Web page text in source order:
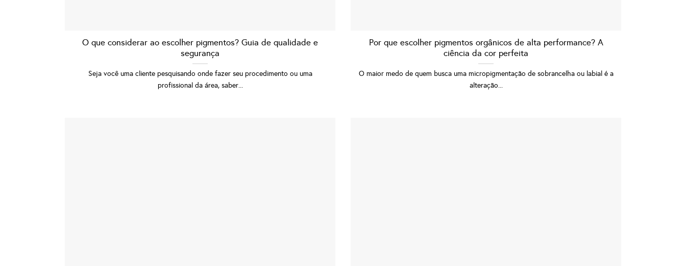
O que considerar ao escolher pigmentos? Guia de qualidade e
segurança
Seja você uma cliente pesquisando onde fazer seu procedimento ou uma
profissional da área, saber...
Por que escolher pigmentos orgânicos de alta performance? A
ciência da cor perfeita
O maior medo de quem busca uma micropigmentação de sobrancelha ou labial é a
alteração...